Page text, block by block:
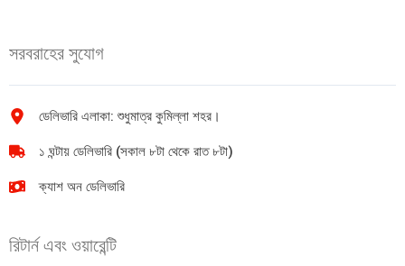
৫০০গ্রাম
সরবরাহের সুযোগ
ডেলিভারি এলাকা: শুধুমাত্র কুমিল্লা শহর।
১ ঘন্টায় ডেলিভারি (সকাল ৮টা থেকে রাত ৮টা)
ক্যাশ অন ডেলিভারি
রিটার্ন এবং ওয়ারেন্টি